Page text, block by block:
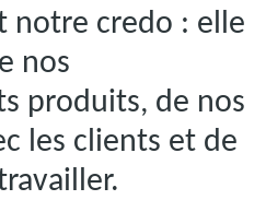
notre credo : elle
nos
produits, de nos
les clients et de